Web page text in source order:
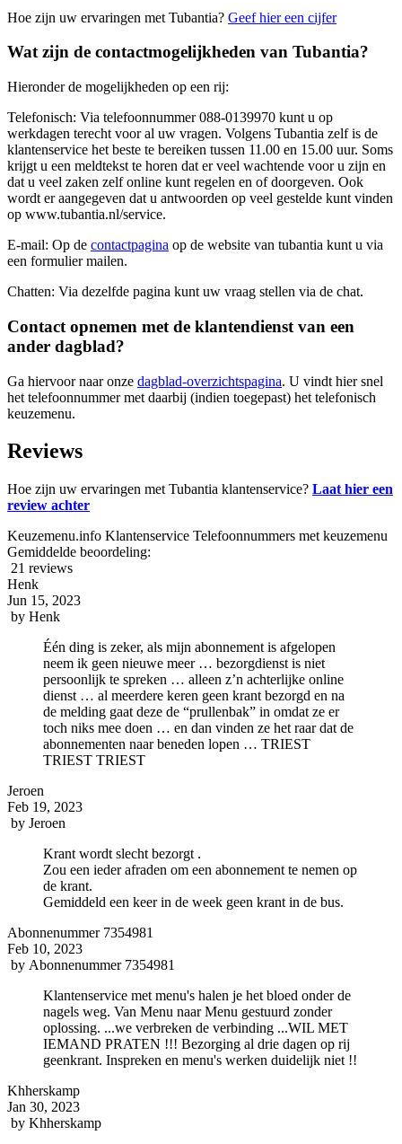
Hoe zijn uw ervaringen met Tubantia? Geef hier een cijfer
Wat zijn de contactmogelijkheden van Tubantia?
Hieronder de mogelijkheden op een rij:
Telefonisch: Via telefoonnummer 088-0139970 kunt u op
werkdagen terecht voor al uw vragen. Volgens Tubantia zelf is de
klantenservice het beste te bereiken tussen 11.00 en 15.00 uur. Soms
krijgt u een meldtekst te horen dat er veel wachtende voor u zijn en
dat u veel zaken zelf online kunt regelen en of doorgeven. Ook
wordt er aangegeven dat u antwoorden op veel gestelde kunt vinden
op www.tubantia.nl/service.
E-mail: Op de contactpagina op de website van tubantia kunt u via
een formulier mailen.
Chatten: Via dezelfde pagina kunt uw vraag stellen via de chat.
Contact opnemen met de klantendienst van een
ander dagblad?
Ga hiervoor naar onze dagblad-overzichtspagina. U vindt hier snel
het telefoonnummer met daarbij (indien toegepast) het telefonisch
keuzemenu.
Reviews
Hoe zijn uw ervaringen met Tubantia klantenservice? Laat hier een
review achter
Keuzemenu.info Klantenservice Telefoonnummers met keuzemenu
Gemiddelde beoordeling:
21 reviews
Henk
Jun 15, 2023
by Henk
Één ding is zeker, als mijn abonnement is afgelopen
neem ik geen nieuwe meer … bezorgdienst is niet
persoonlijk te spreken … alleen z’n achterlijke online
dienst … al meerdere keren geen krant bezorgd en na
de melding gaat deze de “prullenbak” in omdat ze er
toch niks mee doen … en dan vinden ze het raar dat de
abonnementen naar beneden lopen … TRIEST
TRIEST TRIEST
Jeroen
Feb 19, 2023
by Jeroen
Krant wordt slecht bezorgt .
Zou een ieder afraden om een abonnement te nemen op
de krant.
Gemiddeld een keer in de week geen krant in de bus.
Abonnenummer 7354981
Feb 10, 2023
by Abonnenummer 7354981
Klantenservice met menu's halen je het bloed onder de
nagels weg. Van Menu naar Menu gestuurd zonder
oplossing. ...we verbreken de verbinding ...WIL MET
IEMAND PRATEN !!! Bezorging al drie dagen op rij
geenkrant. Inspreken en menu's werken duidelijk niet !!
Khherskamp
Jan 30, 2023
by Khherskamp